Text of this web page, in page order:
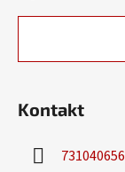
Kontakt
731040656